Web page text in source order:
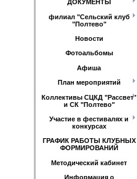
ДОКУМЕНТЫ
филиал "Сельский клуб
"Полтево"
Новости
Фотоальбомы
Афиша
План мероприятий
Коллективы СЦКД "Рассвет"
и СК "Полтево"
Участие в фестивалях и
конкурсах
ГРАФИК РАБОТЫ КЛУБНЫХ
ФОРМИРОВАНИЙ
Методический кабинет
Информация о